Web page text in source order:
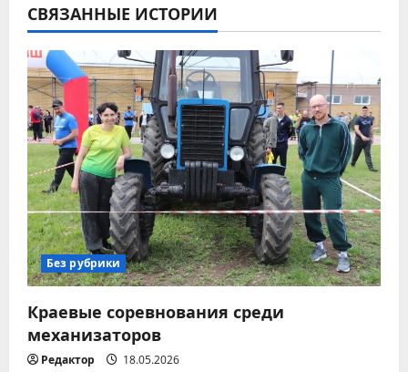
а
ц
и
я
п
о
з
а
п
СВЯЗАННЫЕ ИСТОРИИ
Без рубрики
Краевые соревнования среди
механизаторов
Редактор 18.05.2026